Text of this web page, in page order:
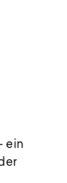
ein